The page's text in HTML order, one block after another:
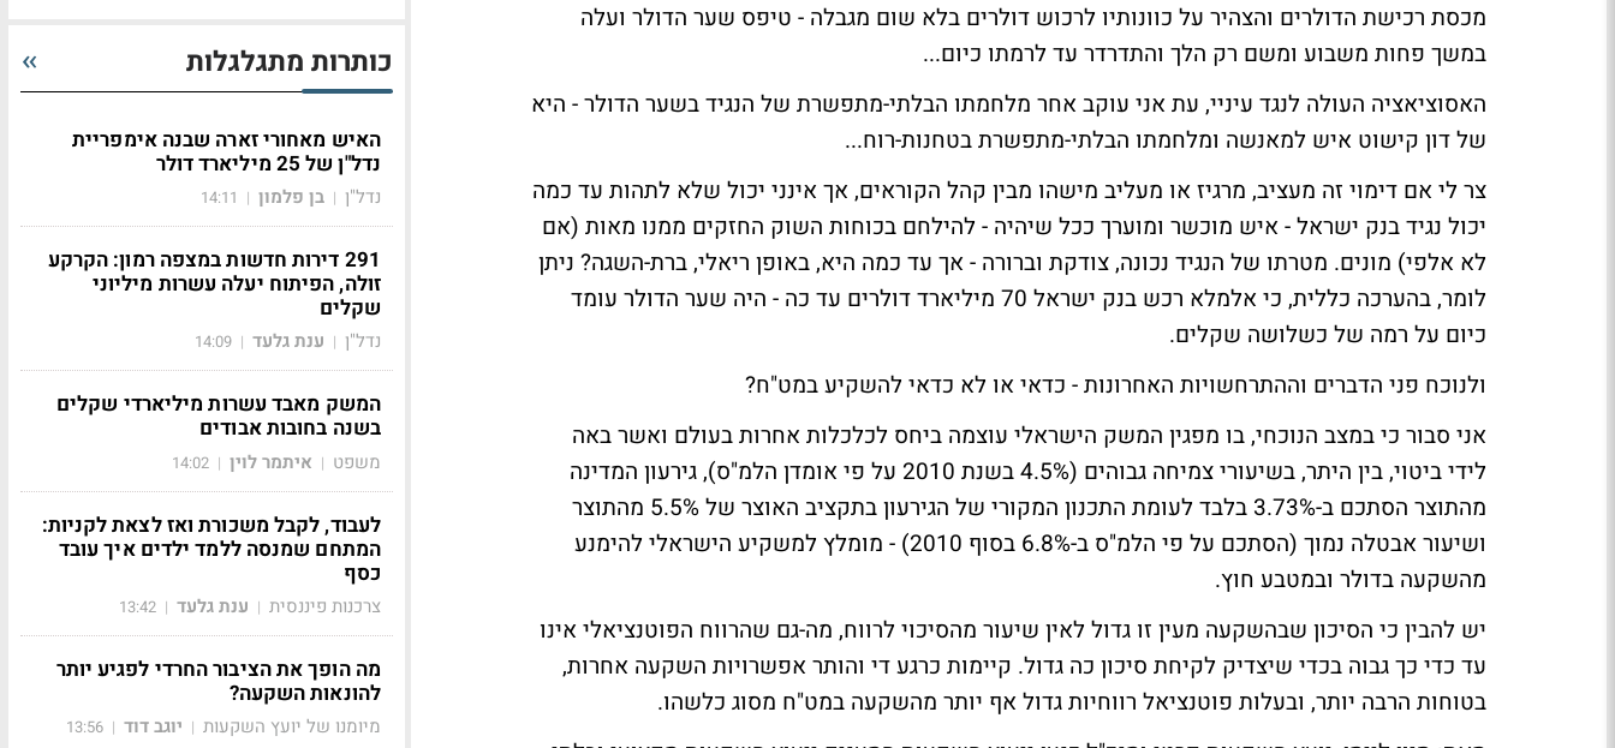
מכסת רכישת הדולרים והצהיר על כוונותיו לרכוש דולרים בלא שום מגבלה - טיפס שער הדולר ועלה
במשך פחות משבוע ומשם רק הלך והתדרדר עד לרמתו כיום...
האסוציאציה העולה לנגד עיניי, עת אני עוקב אחר מלחמתו הבלתי-מתפשרת של הנגיד בשער הדולר - היא
של דון קישוט איש למאנשה ומלחמתו הבלתי-מתפשרת בטחנות-רוח...
צר לי אם דימוי זה מעציב, מרגיז או מעליב מישהו מבין קהל הקוראים, אך אינני יכול שלא לתהות עד כמה
יכול נגיד בנק ישראל - איש מוכשר ומוערך ככל שיהיה - להילחם בכוחות השוק החזקים ממנו מאות (אם
לא אלפי) מונים. מטרתו של הנגיד נכונה, צודקת וברורה - אך עד כמה היא, באופן ריאלי, ברת-השגה? ניתן
לומר, בהערכה כללית, כי אלמלא רכש בנק ישראל 70 מיליארד דולרים עד כה - היה שער הדולר עומד
כיום על רמה של כשלושה שקלים.
ולנוכח פני הדברים וההתרחשויות האחרונות - כדאי או לא כדאי להשקיע במט"ח?
אני סבור כי במצב הנוכחי, בו מפגין המשק הישראלי עוצמה ביחס לכלכלות אחרות בעולם ואשר באה
לידי ביטוי, בין היתר, בשיעורי צמיחה גבוהים (4.5% בשנת 2010 על פי אומדן הלמ"ס), גירעון המדינה
מהתוצר הסתכם ב-3.73% בלבד לעומת התכנון המקורי של הגירעון בתקציב האוצר של 5.5% מהתוצר
ושיעור אבטלה נמוך (הסתכם על פי הלמ"ס ב-6.8% בסוף 2010) - מומלץ למשקיע הישראלי להימנע
מהשקעה בדולר ובמטבע חוץ.
יש להבין כי הסיכון שבהשקעה מעין זו גדול לאין שיעור מהסיכוי לרווח, מה-גם שהרווח הפוטנציאלי אינו
עד כדי כך גבוה בכדי שיצדיק לקיחת סיכון כה גדול. קיימות כרגע די והותר אפשרויות השקעה אחרות,
בטוחות הרבה יותר, ובעלות פוטנציאל רווחיות גדול אף יותר מהשקעה במט"ח מסוג כלשהו.
כותרות מתגלגלות
האיש מאחורי זארה שבנה אימפריית
נדל"ן של 25 מיליארד דולר
נדל"ן | בן פלמון |
14:11
291 דירות חדשות במצפה רמון: הקרקע
זולה, הפיתוח יעלה עשרות מיליוני
שקלים
נדל"ן | ענת גלעד |
14:09
המשק מאבד עשרות מיליארדי שקלים
בשנה בחובות אבודים
משפט | איתמר לוין |
14:02
לעבוד, לקבל משכורת ואז לצאת לקניות:
המתחם שמנסה ללמד ילדים איך עובד
כסף
צרכנות פיננסית | ענת גלעד |
13:42
מה הופך את הציבור החרדי לפגיע יותר
להונאות השקעה?
מיומנו של יועץ השקעות | יוגב דוד |
13:56